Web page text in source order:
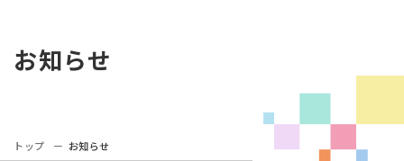
お知らせ
トップ お知らせ